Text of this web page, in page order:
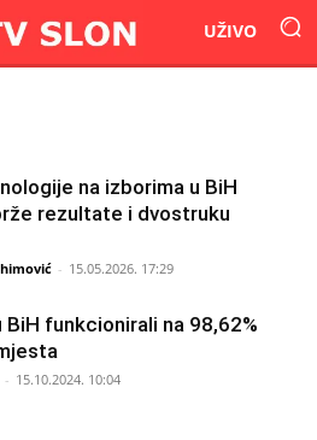
UŽIVO
na izborima u BiH
rezultate i dvostruku
- 15.05.2026. 17:29
BiH funkcionirali na 98,62%
- 15.10.2024. 10:04